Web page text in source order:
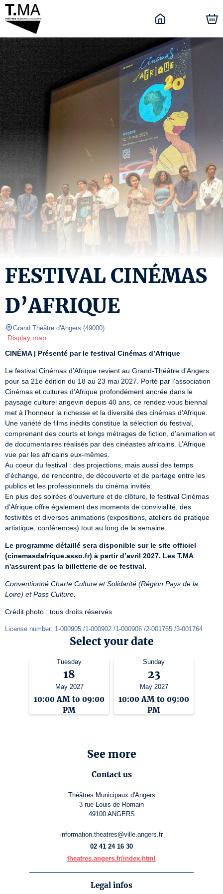
FESTIVAL CINÉMAS
D’AFRIQUE
Grand Théâtre d'Angers (49000)
Display map
CINÉMA | Présenté par le festival Cinémas d’Afrique
Le festival Cinémas d’Afrique revient au Grand-Théâtre d’Angers
pour sa 21e édition du 18 au 23 mai 2027. Porté par l’association
Cinémas et cultures d’Afrique profondément ancrée dans le
paysage culturel angevin depuis 40 ans, ce rendez-vous biennal
met à l’honneur la richesse et la diversité des cinémas d’Afrique.
Une variété de films inédits constitue la sélection du festival,
comprenant des courts et longs métrages de fiction, d’animation et
de documentaires réalisés par des cinéastes africains. L’Afrique
vue par les africains eux-mêmes.
Au coeur du festival : des projections, mais aussi des temps
d’échange, de rencontre, de découverte et de partage entre les
publics et les professionnels du cinéma invités.
En plus des soirées d’ouverture et de clôture, le festival Cinémas
d’Afrique offre également des moments de convivialité, des
festivités et diverses animations (expositions, ateliers de pratique
artistique, conférences) tout au long de la semaine.
Le programme détaillé sera disponible sur le site officiel
(cinemasdafrique.asso.fr) à partir d’avril 2027. Les T.MA
n'assurent pas la billetterie de ce festival.
Conventionné Charte Culture et Solidarité (Région Pays de la
Loire) et Pass Culture.
Crédit photo : tous droits réservés
License number: 1-000905 /1-000902 /1-000906 /2-001765 /3-001764
Select your date
Tuesday
18
May 2027
10:00 AM to 09:00
PM
Sunday
23
May 2027
10:00 AM to 09:00
PM
See more
Contact us
Théâtres Municipaux d'Angers
3 rue Louis de Romain
49100 ANGERS
information.theatres@ville.angers.fr
02 41 24 16 30
theatres.angers.fr/index.html
Legal infos